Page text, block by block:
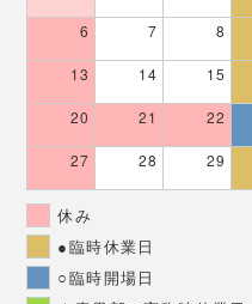
6 7 8
13 14 15
20 21 22
27 28 29
休み
●臨時休業日
○臨時開場日